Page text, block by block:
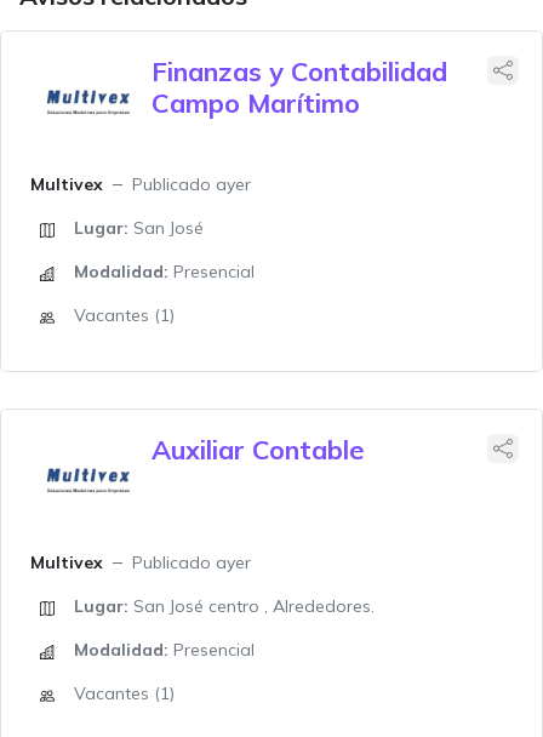
Finanzas y Contabilidad
Campo Marítimo
Multivex
Publicado ayer
Lugar: San José
Modalidad: Presencial
Vacantes (1)
Auxiliar Contable
Multivex
Publicado ayer
Lugar: San José centro , Alrededores.
Modalidad: Presencial
Vacantes (1)